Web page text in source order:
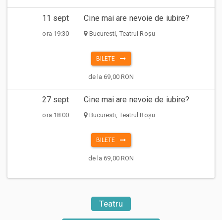
11 sept
ora 19:30
Cine mai are nevoie de iubire?
Bucuresti, Teatrul Roșu
BILETE
de la 69,00 RON
27 sept
ora 18:00
Cine mai are nevoie de iubire?
Bucuresti, Teatrul Roșu
BILETE
de la 69,00 RON
Teatru